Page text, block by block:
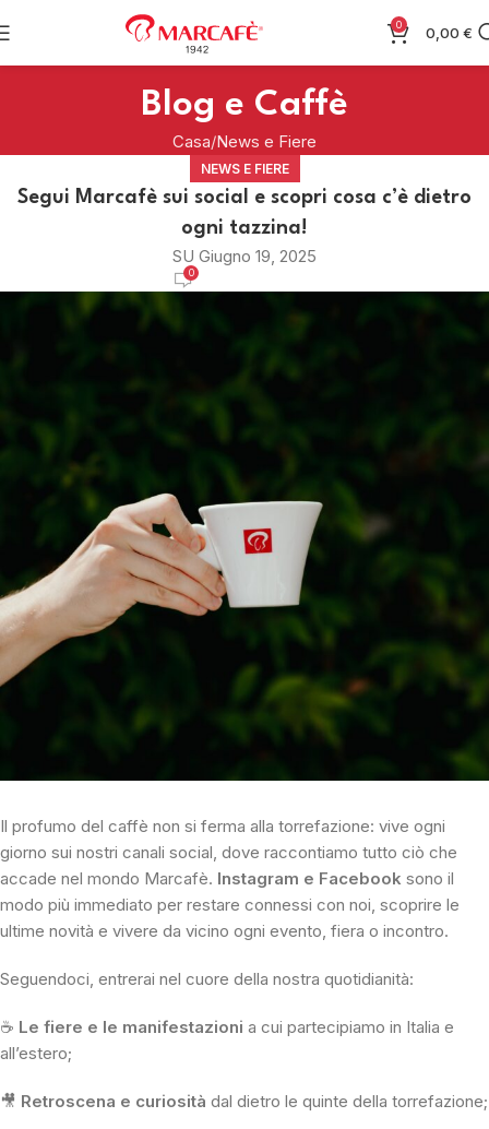
0 0,00 €
Blog e Caffè
Casa News e Fiere
NEWS E FIERE
Segui Marcafè sui social e scopri cosa c’è dietro
ogni tazzina!
SU Giugno 19, 2025
0
Il profumo del caffè non si ferma alla torrefazione: vive ogni
giorno sui nostri canali social, dove raccontiamo tutto ciò che
accade nel mondo Marcafè. Instagram e Facebook sono il
modo più immediato per restare connessi con noi, scoprire le
ultime novità e vivere da vicino ogni evento, fiera o incontro.
Seguendoci, entrerai nel cuore della nostra quotidianità:
☕ Le fiere e le manifestazioni a cui partecipiamo in Italia e
all’estero;
🎥 Retroscena e curiosità dal dietro le quinte della torrefazione;